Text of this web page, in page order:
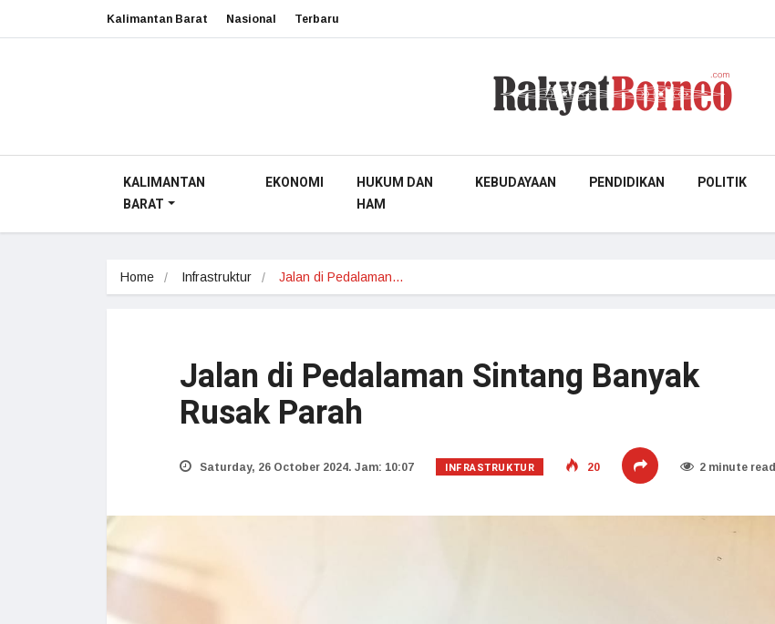
Kalimantan Barat Nasional Terbaru
KALIMANTAN
BARAT
EKONOMI
HUKUM DAN
HAM
KEBUDAYAAN PENDIDIKAN POLITIK
Home Infrastruktur Jalan di Pedalaman…
Jalan di Pedalaman Sintang Banyak
Rusak Parah
Saturday, 26 October 2024. Jam: 10:07 INFRASTRUKTUR 20 2 minute read